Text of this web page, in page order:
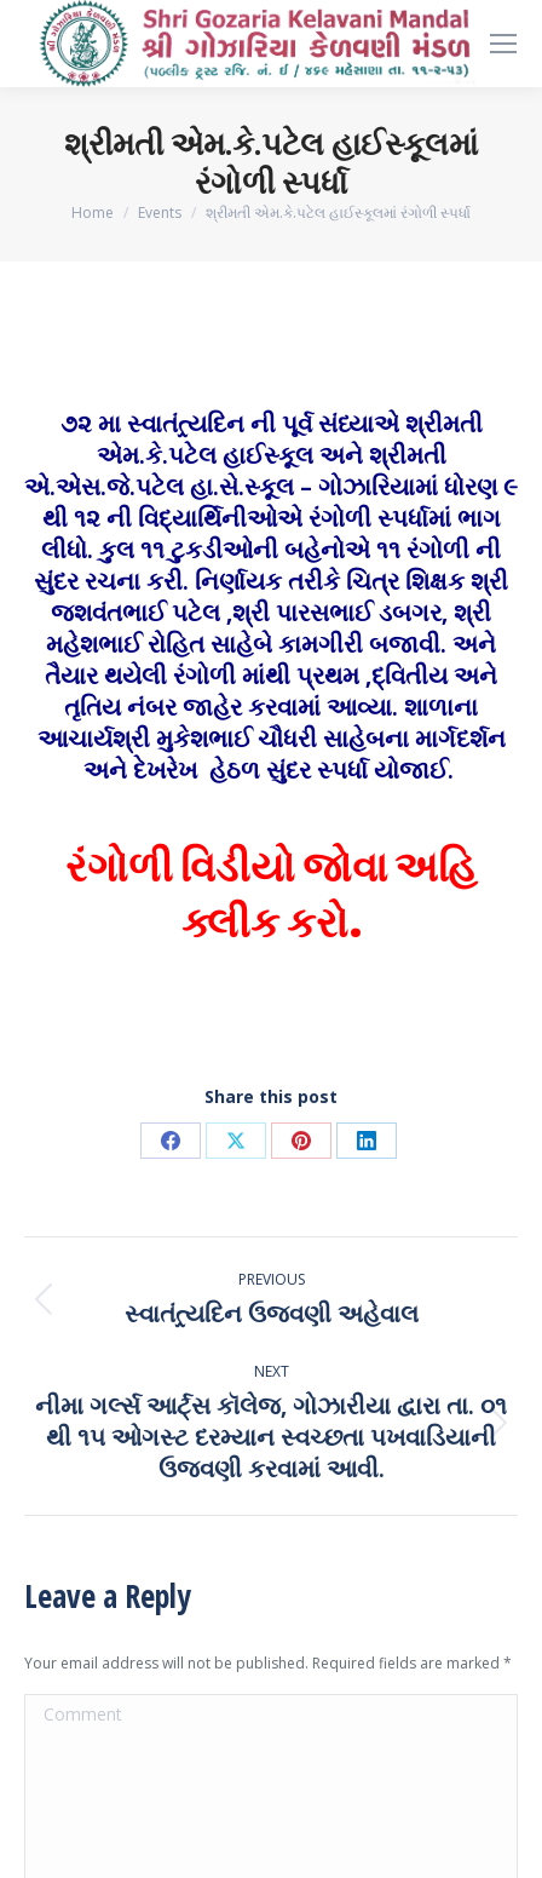
શ્રીમતી એમ.કે.પટેલ હાઈસ્કૂલમાં
રંગોળી સ્પર્ધા
You are here:
Home Events શ્રીમતી એમ.કે.પટેલ હાઈસ્કૂલમાં રંગોળી સ્પર્ધા
૭૨ મા સ્વાતંત્ર્યદિન ની પૂર્વ સંધ્યાએ શ્રીમતી
એમ.કે.પટેલ હાઈસ્કૂલ અને શ્રીમતી
એ.એસ.જે.પટેલ હા.સે.સ્કૂલ – ગોઝારિયામાં ધોરણ ૯
થી ૧૨ ની વિદ્યાર્થિનીઓએ રંગોળી સ્પર્ધામાં ભાગ
લીધો. કુલ ૧૧ ટુકડીઓની બહેનોએ ૧૧ રંગોળી ની
સુંદર રચના કરી. નિર્ણાયક તરીકે ચિત્ર શિક્ષક શ્રી
જશવંતભાઈ પટેલ ,શ્રી પારસભાઈ ડબગર, શ્રી
મહેશભાઈ રોહિત સાહેબે કામગીરી બજાવી. અને
તૈયાર થયેલી રંગોળી માંથી પ્રથમ ,દ્વિતીય અને
તૃતિય નંબર જાહેર કરવામાં આવ્યા. શાળાના
આચાર્યશ્રી મુકેશભાઈ ચૌધરી સાહેબના માર્ગદર્શન
અને દેખરેખ હેઠળ સુંદર સ્પર્ધા યોજાઈ.
રંગોળી વિડીયો જોવા અહિ
ક્લીક કરો.
Share this post
Share
Facebook
Share
X
Share
Pinterest
Share
LinkedIn
navigation
PREVIOUS
Previous
સ્વાતંત્ર્યદિન ઉજવણી અહેવાલ
NEXT
Next
post:
નીમા ગર્લ્સ આર્ટ્સ કૉલેજ, ગોઝારીયા દ્વારા તા. ૦૧
થી ૧૫ ઓગસ્ટ દરમ્યાન સ્વચ્છતા પખવાડિયાની
ઉજવણી કરવામાં આવી.
Leave a Reply
Your email address will not be published. Required fields are marked *
Comment